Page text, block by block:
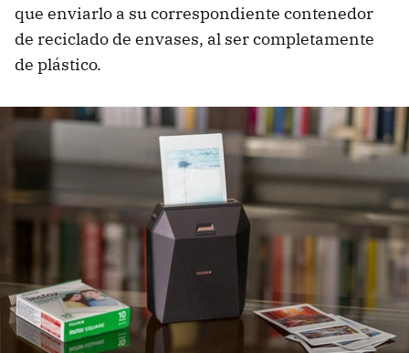
que enviarlo a su correspondiente contenedor
de reciclado de envases, al ser completamente
de plástico.